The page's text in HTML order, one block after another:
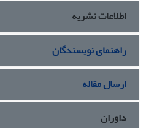
500 میلی‏گرم بر لیتر مشابه
غلظت این ذره به‏صورت
نتیجه گیری:از مجموع نتایج چنین
روی نسبت به فرم بالک تاثیر
داشته است که احتمالا به‏دلیل
شرایط باشد.
اطلاعات نشریه
راهنمای نویسندگان
ارسال مقاله
داوران